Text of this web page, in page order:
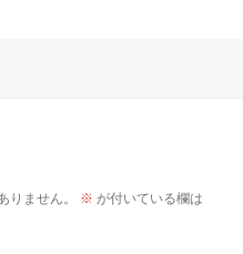
ません。 ※ が付いている欄は